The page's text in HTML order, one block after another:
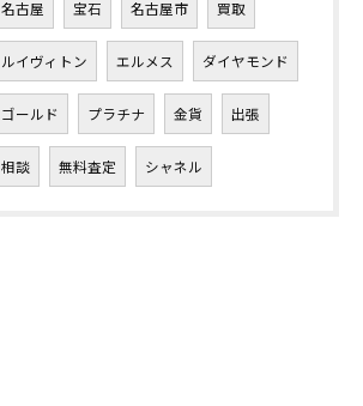
名古屋 宝石 名古屋市 買取
ルイヴィトン エルメス ダイヤモンド
ゴールド プラチナ 金貨 出張
相談 無料査定 シャネル